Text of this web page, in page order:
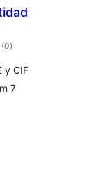
(0totale
vurderinger
)
y CIF
7